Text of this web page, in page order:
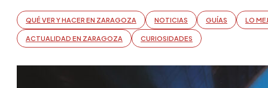
QUÉ VER Y HACER EN ZARAGOZA NOTICIAS GUÍAS LO
ACTUALIDAD EN ZARAGOZA CURIOSIDADES